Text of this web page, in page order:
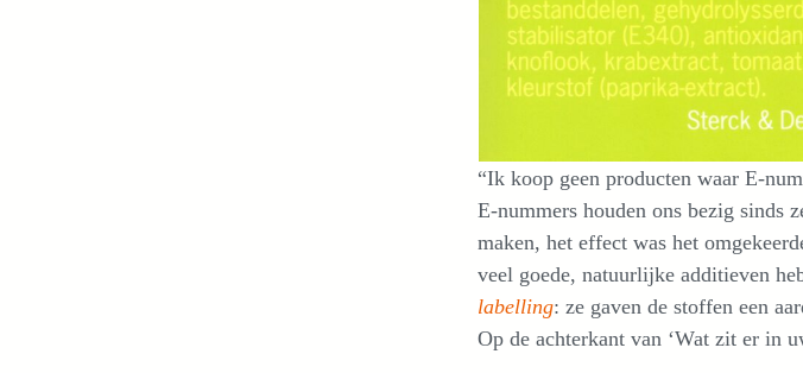
“Ik koop geen producten waar E-
E-nummers houden ons bezig sinds
maken, het effect was het
veel goede, natuurlijke additieven
labelling: ze gaven de stoffen een
Op de achterkant van ‘Wat zit er in